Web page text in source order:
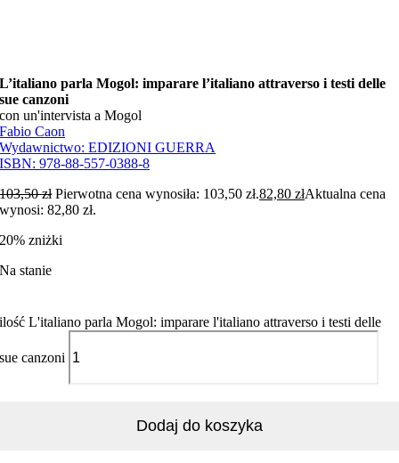
L’italiano parla Mogol: imparare l’italiano attraverso i testi delle
sue canzoni
con un'intervista a Mogol
Fabio Caon
Wydawnictwo:EDIZIONI GUERRA
ISBN:978-88-557-0388-8
103,50zł Pierwotna cena wynosiła: 103,50 zł.82,80złAktualna cena
wynosi: 82,80 zł.
20% zniżki
Na stanie
ilość L'italiano parla Mogol: imparare l'italiano attraverso i testi delle
sue canzoni
Dodaj do koszyka